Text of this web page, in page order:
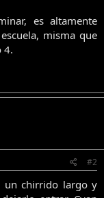
es altamente
misma que
4.​
#2
un chirrido largo y